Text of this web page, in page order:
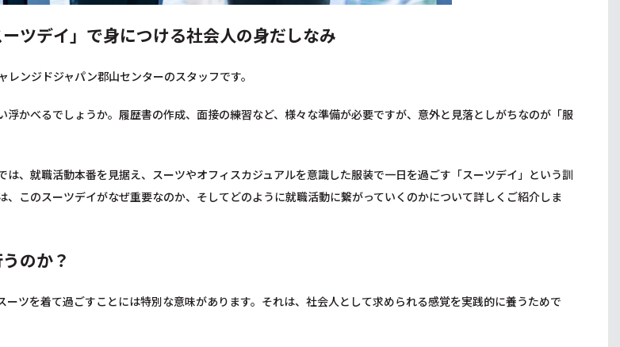
ツデイ」で身につける社会人の身だしなみ
ンジドジャパン郡山センターのスタッフです。
浮かべるでしょうか。履歴書の作成、面接の練習など、様々な準備が必要ですが、意外と見落としがちなのが「服
は、就職活動本番を見据え、スーツやオフィスカジュアルを意識した服装で一日を過ごす「スーツデイ」という訓
、このスーツデイがなぜ重要なのか、そしてどのように就職活動に繋がっていくのかについて詳しくご紹介しま
のか？
ーツを着て過ごすことには特別な意味があります。それは、社会人として求められる感覚を実践的に養うためで